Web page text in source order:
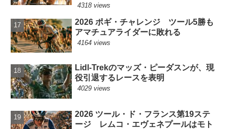
4318 views
2026 ポギ・チャレンジ ツール5勝も
アマチュアライダーに敗れる
4164 views
Lidl-Trekのマッズ・ピーダスンが、現
役引退するレースを表明
4029 views
2026 ツール・ド・フランス第19ステ
ージ レムコ・エヴェネプールはモト